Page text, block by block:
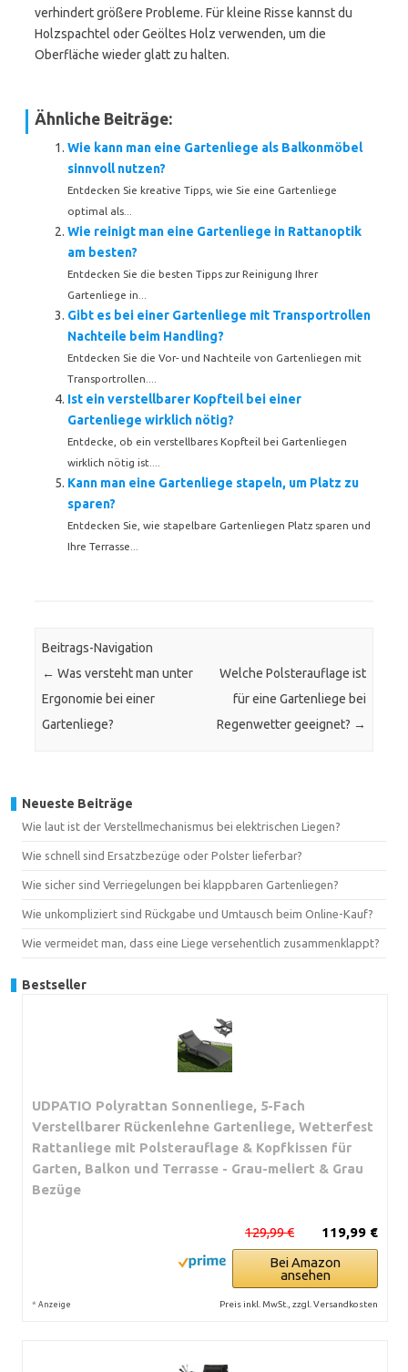
verhindert größere Probleme. Für kleine Risse kannst du
Holzspachtel oder Geöltes Holz verwenden, um die
Oberfläche wieder glatt zu halten.
Ähnliche Beiträge:
Wie kann man eine Gartenliege als Balkonmöbel
sinnvoll nutzen?
Entdecken Sie kreative Tipps, wie Sie eine Gartenliege
optimal als...
Wie reinigt man eine Gartenliege in Rattanoptik
am besten?
Entdecken Sie die besten Tipps zur Reinigung Ihrer
Gartenliege in...
Gibt es bei einer Gartenliege mit Transportrollen
Nachteile beim Handling?
Entdecken Sie die Vor- und Nachteile von Gartenliegen mit
Transportrollen....
Ist ein verstellbarer Kopfteil bei einer
Gartenliege wirklich nötig?
Entdecke, ob ein verstellbares Kopfteil bei Gartenliegen
wirklich nötig ist....
Kann man eine Gartenliege stapeln, um Platz zu
sparen?
Entdecken Sie, wie stapelbare Gartenliegen Platz sparen und
Ihre Terrasse...
Beitrags-Navigation
← Was versteht man unter
Ergonomie bei einer
Gartenliege?
Welche Polsterauflage ist
für eine Gartenliege bei
Regenwetter geeignet? →
Neueste Beiträge
Wie laut ist der Verstellmechanismus bei elektrischen Liegen?
Wie schnell sind Ersatzbezüge oder Polster lieferbar?
Wie sicher sind Verriegelungen bei klappbaren Gartenliegen?
Wie unkompliziert sind Rückgabe und Umtausch beim Online-Kauf?
Wie vermeidet man, dass eine Liege versehentlich zusammenklappt?
Bestseller
UDPATIO Polyrattan Sonnenliege, 5-Fach
Verstellbarer Rückenlehne Gartenliege, Wetterfest
Rattanliege mit Polsterauflage & Kopfkissen für
Garten, Balkon und Terrasse - Grau-meliert & Grau
Bezüge
119,99 €
129,99 €
Bei Amazon
ansehen
* Anzeige Preis inkl. MwSt., zzgl. Versandkosten